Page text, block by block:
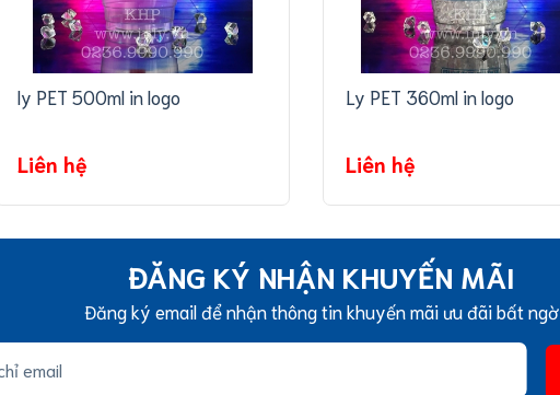
ly PET 500ml in logo
Liên hệ
Ly PET 360ml in logo
Liên hệ
ĐĂNG KÝ NHẬN KHUYẾN MÃI
Đăng ký email để nhận thông tin khuyến mãi ưu đãi bất ngờ